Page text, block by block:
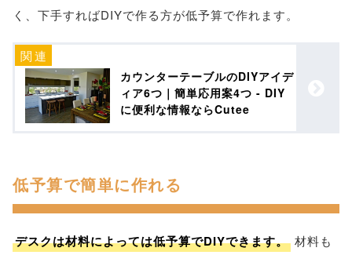
く、下手すればDIYで作る方が低予算で作れます。
カウンターテーブルのDIYアイデ
ィア6つ｜簡単応用案4つ - DIY
に便利な情報ならCutee
低予算で簡単に作れる
デスクは材料によっては低予算でDIYできます。 材料も